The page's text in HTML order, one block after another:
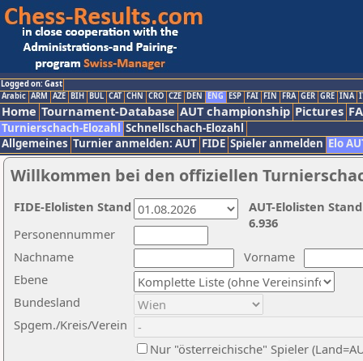
Logged on: Gast
Arabic ARM AZE BIH BUL CAT CHN CRO CZE DEN ENG ESP FAI FIN FRA GER GRE INA
Home Tournament-Database AUT championship Pictures
Turnierschach-Elozahl Schnellschach-Elozahl
Allgemeines Turnier anmelden: AUT FIDE Spieler anmelden Elo
Willkommen bei den offiziellen
Nachname
Vorname
Ebene
Personennummer
Bundesland
Spgem./Kreis/Verein
Nur "österreichische" Spieler
AUT-Elolisten
6.936
FIDE-Elolisten Stand